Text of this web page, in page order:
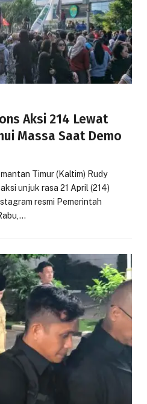
Aksi 214 Lewat
Massa Saat Demo
Timur (Kaltim) Rudy
unjuk rasa 21 April (214)
resmi Pemerintah